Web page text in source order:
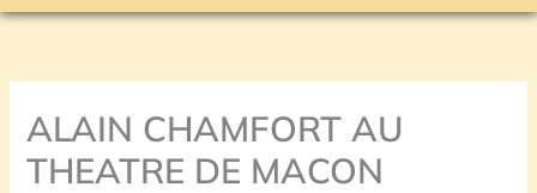
ALAIN CHAMFORT AU
THEATRE DE MACON